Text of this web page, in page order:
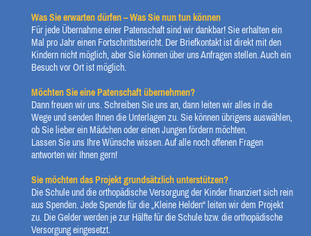
Was Sie erwarten dürfen – Was Sie nun tun können
Für jede Übernahme einer Patenschaft sind wir dankbar! Sie erhalten ein
Mal pro Jahr einen Fortschrittsbericht. Der Briefkontakt ist direkt mit den
Kindern nicht möglich, aber Sie können über uns Anfragen stellen. Auch ein
Besuch vor Ort ist möglich.
Möchten Sie eine Patenschaft übernehmen?
Dann freuen wir uns. Schreiben Sie uns an, dann leiten wir alles in die
Wege und senden Ihnen die Unterlagen zu. Sie können übrigens auswählen,
ob Sie lieber ein Mädchen oder einen Jungen fördern möchten.
Lassen Sie uns Ihre Wünsche wissen. Auf alle noch offenen Fragen
antworten wir Ihnen gern!
Sie möchten das Projekt grundsätzlich unterstützen?
Die Schule und die orthopädische Versorgung der Kinder finanziert sich rein
aus Spenden. Jede Spende für die „Kleine Helden“ leiten wir dem Projekt
zu. Die Gelder werden je zur Hälfte für die Schule bzw. die orthopädische
Versorgung eingesetzt.